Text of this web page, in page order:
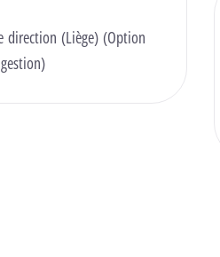
direction (Liège) (Option